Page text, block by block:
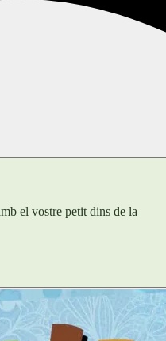
el vostre petit dins de la